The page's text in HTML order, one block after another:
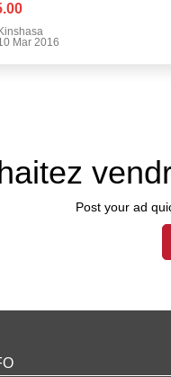
Mar 2016
Post your ad